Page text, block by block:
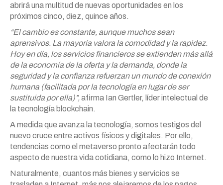
abrirá una multitud de nuevas oportunidades en los
próximos cinco, diez, quince años.
“El cambio es constante, aunque muchos sean
aprensivos. La mayoría valora la comodidad y la rapidez.
Hoy en día, los servicios financieros se extienden más allá
de la economía de la oferta y la demanda, donde la
seguridad y la confianza refuerzan un mundo de conexión
humana (facilitada por la tecnología en lugar de ser
sustituida por ella)”,afirma Ian Gertler, líder intelectual de
la tecnología blockchain.
A medida que avanza la tecnología, somos testigos del
nuevo cruce entre activos físicos y digitales. Por ello,
tendencias como el metaverso pronto afectarán todo
aspecto de nuestra vida cotidiana, como lo hizo Internet.
Naturalmente, cuantos más bienes y servicios se